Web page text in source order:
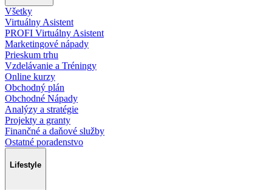
Všetky
Virtuálny Asistent
PROFI Virtuálny Asistent
Marketingové nápady
Prieskum trhu
Vzdelávanie a Tréningy
Online kurzy
Obchodný plán
Obchodné Nápady
Analýzy a stratégie
Projekty a granty
Finančné a daňové služby
Ostatné poradenstvo
Lifestyle